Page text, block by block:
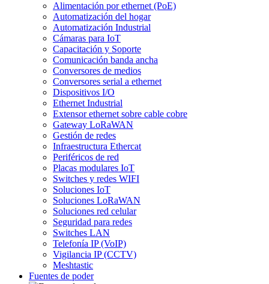
Alimentación por ethernet (PoE)
Automatización del hogar
Automatización Industrial
Cámaras para IoT
Capacitación y Soporte
Comunicación banda ancha
Conversores de medios
Conversores serial a ethernet
Dispositivos I/O
Ethernet Industrial
Extensor ethernet sobre cable cobre
Gateway LoRaWAN
Gestión de redes
Infraestructura Ethercat
Periféricos de red
Placas modulares IoT
Switches y redes WIFI
Soluciones IoT
Soluciones LoRaWAN
Soluciones red celular
Seguridad para redes
Switches LAN
Telefonía IP (VoIP)
Vigilancia IP (CCTV)
Meshtastic
Fuentes de poder